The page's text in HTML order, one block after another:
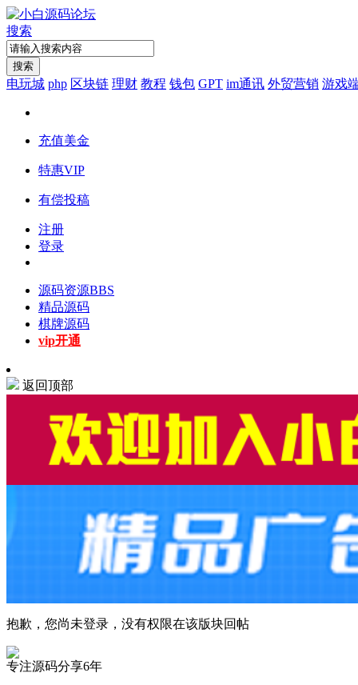
搜索
搜索
电玩城 php 区块链 理财 教程 钱包 GPT im通讯 外贸营销 游戏
充值美金
特惠VIP
有偿投稿
注册
登录
源码资源BBS
精品源码
棋牌源码
vip开通
返回顶部
抱歉，您尚未登录，没有权限在该版块回帖
专注源码分享6年